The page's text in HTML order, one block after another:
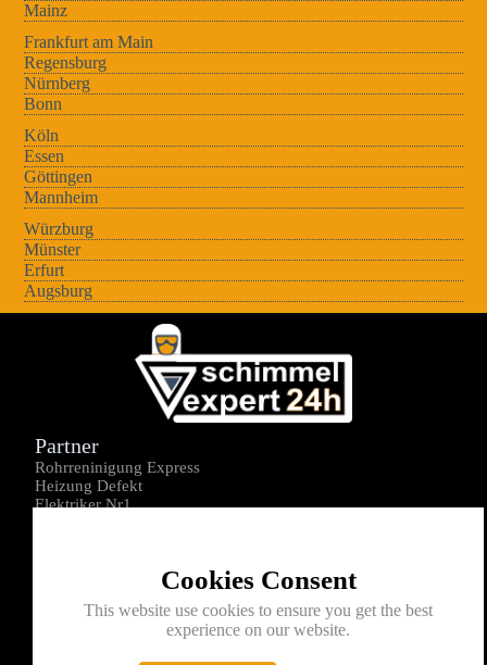
Mainz
Frankfurt am Main
Regensburg
Nürnberg
Bonn
Köln
Essen
Göttingen
Mannheim
Würzburg
Münster
Erfurt
Augsburg
Cookies Consent
This website use cookies to ensure you get the best
experience on our website.
Partner
Rohrreninigung Express
Heizung Defekt
Elektriker Nr1
Kontakt